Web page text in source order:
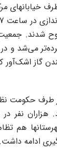
خیابانهای
شدند.
می‌شد و در
گاز اشک‌آور
طرف حکومت
هزاران نفر
هم
ادامه داشت.